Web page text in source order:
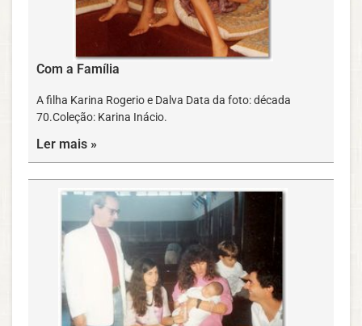
Com a Família
A filha Karina Rogerio e Dalva Data da foto: década
70.Coleção: Karina Inácio.
Ler mais »